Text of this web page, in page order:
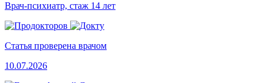
Врач-психиатр, стаж 14 лет
Статья проверена врачом
10.07.2026